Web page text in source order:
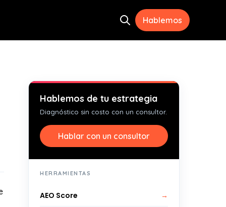
Open search
Hablemos
Hablemos de tu estrategia
Diagnóstico sin costo con un consultor.
Hablar con un consultor
HERRAMIENTAS
AEO Score →